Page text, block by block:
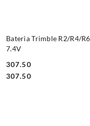
Bateria Trimble R2/R4/
7.4V
Cena:
307.50
Cena:
307.50